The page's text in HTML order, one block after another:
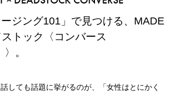
ージング101」で見つける、MADE
トック〈コンバース
。
しても話題に挙がるのが、「女性はとにかく